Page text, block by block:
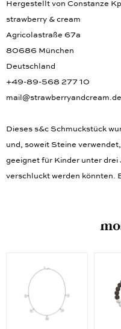
Hergestellt von Constanze
strawberry & cream
Agricolastraße 67a
80686 München
Deutschland
+49-89-568 277 10
mail@strawberryandcream.de
Dieses s&c Schmuckstück
und, soweit Steine
geeignet für Kinder unter
verschluckt werden könnten.